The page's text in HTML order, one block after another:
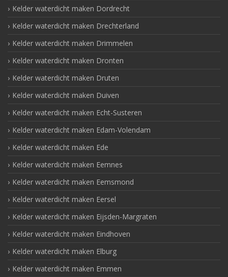
Kelder waterdicht maken Dordrecht
Kelder waterdicht maken Drechterland
Kelder waterdicht maken Drimmelen
Kelder waterdicht maken Dronten
Kelder waterdicht maken Druten
Kelder waterdicht maken Duiven
Kelder waterdicht maken Echt-Susteren
Kelder waterdicht maken Edam-Volendam
Kelder waterdicht maken Ede
Kelder waterdicht maken Eemnes
Kelder waterdicht maken Eemsmond
Kelder waterdicht maken Eersel
Kelder waterdicht maken Eijsden-Margraten
Kelder waterdicht maken Eindhoven
Kelder waterdicht maken Elburg
Kelder waterdicht maken Emmen